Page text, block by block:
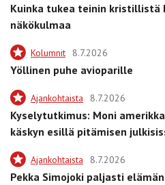
Kuinka tukea teinin kristillistä
näkökulmaa
Kolumnit 8.7.2026
Yöllinen puhe avioparille
Ajankohtaista 8.7.2026
Kyselytutkimus: Moni
käskyn esillä pitämisen
Ajankohtaista 8.7.2026
Pekka Simojoki paljasti